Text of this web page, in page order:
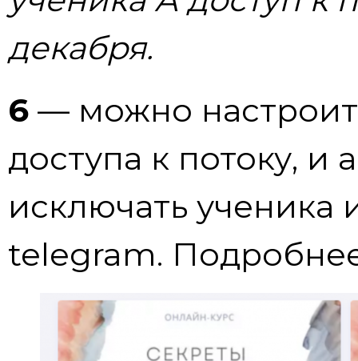
декабря.
6 — можно
доступа к потоку, и
исключать ученика
telegram.